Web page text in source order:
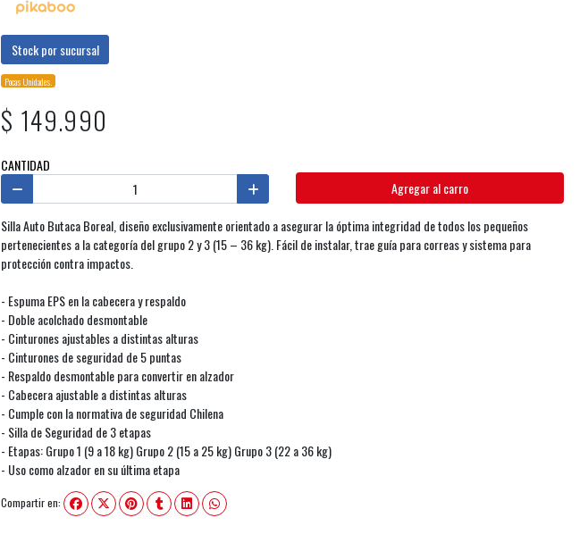
Stock por sucursal
Pocas Unidades.
$ 149.990
CANTIDAD
Agregar al carro
Silla Auto Butaca Boreal, diseño exclusivamente orientado a asegurar la óptima integridad de todos los pequeños
pertenecientes a la categoría del grupo 2 y 3 (15 – 36 kg). Fácil de instalar, trae guía para correas y sistema para
protección contra impactos.
- Espuma EPS en la cabecera y respaldo
- Doble acolchado desmontable
- Cinturones ajustables a distintas alturas
- Cinturones de seguridad de 5 puntas
- Respaldo desmontable para convertir en alzador
- Cabecera ajustable a distintas alturas
- Cumple con la normativa de seguridad Chilena
- Silla de Seguridad de 3 etapas
- Etapas: Grupo 1 (9 a 18 kg) Grupo 2 (15 a 25 kg) Grupo 3 (22 a 36 kg)
- Uso como alzador en su última etapa
Compartir en: